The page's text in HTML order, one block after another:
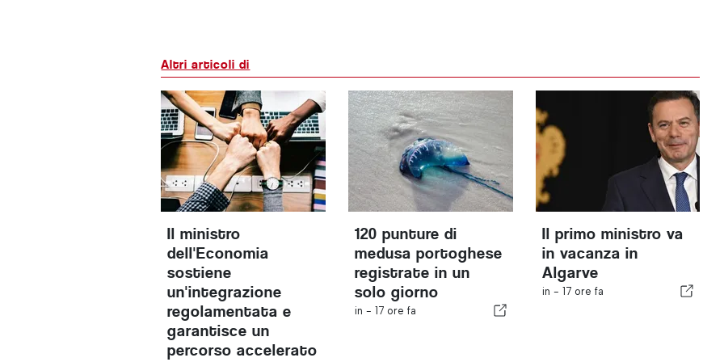
Altri articoli di
Il ministro
dell'Economia
sostiene
un'integrazione
regolamentata e
garantisce un
percorso accelerato
120 punture di
medusa portoghese
registrate in un
solo giorno
in -17 ore fa
Il primo ministro va
in vacanza in
Algarve
in - 17 ore fa